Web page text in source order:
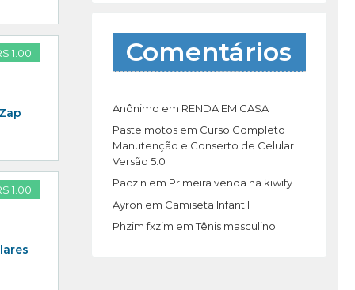
1.00
1.00
Comentários
Anônimo em RENDA EM CASA
Pastelmotosem Curso Completo
Manutenção e Conserto de Celular
Versão 5.0
Paczin em Primeira venda na kiwify
Ayron em Camiseta Infantil
Phzim fxzim emTênis masculino